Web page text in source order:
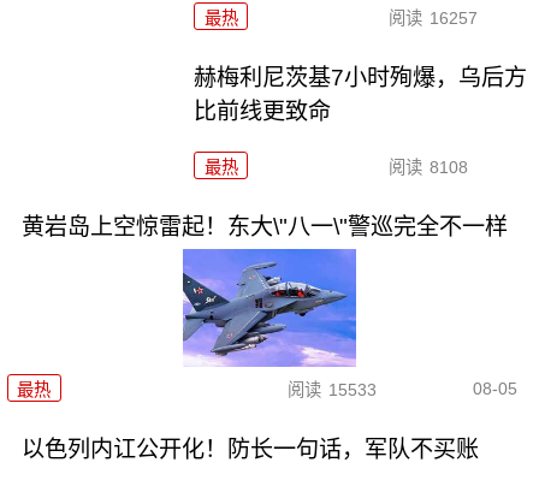
最热 阅读 16257
赫梅利尼茨基7小时殉爆，乌后方
比前线更致命
最热 阅读 8108
黄岩岛上空惊雷起！东大\"八一\"警巡完全不一样
最热 阅读 15533 08-05
以色列内讧公开化！防长一句话，军队不买账